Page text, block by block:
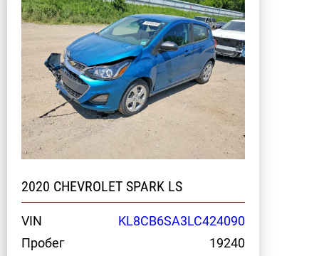
2020 CHEVROLET SPARK LS
VIN
KL8CB6SA3LC424090
Пробег
19240